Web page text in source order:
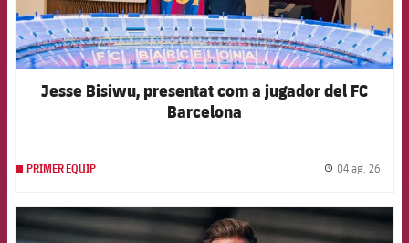
Jesse Bisiwu, presentat com a jugador del FC
Barcelona
PRIMER EQUIP 04 ag. 26
FCB Barcelona badge